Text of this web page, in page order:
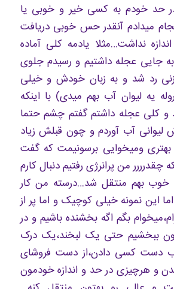
در حد خودم به کسی خیر و خوبی یا
میدادم آنقدر حس خوبی دریافت
نداشت…مثلا یادمه کلی آماده
جایی عجله داشتیم و رسیدم جلوی
رد شد و به زبان خودش و خیلی
یه لیوان آب بهم میدی) با اینکه
و کلی عجله داشتم گفتم چشم حتما
لیوانی آب آوردم و چون قبلش زیاد
ومیخوایی برسونیمت که گفت
چقدرررر من پرانرژی رفتیم دنبال کارم
بهم منتقل شد…درسته من کار
این نمونه خیلی کوچیک و اما پر از
بگم اگه بخشنده باشیم و در
ببخشیم حتی یک لبخند،یک درک
دست کسی دادن،از دست فروشای
و هرچیزی در حد و اندازه خودمون